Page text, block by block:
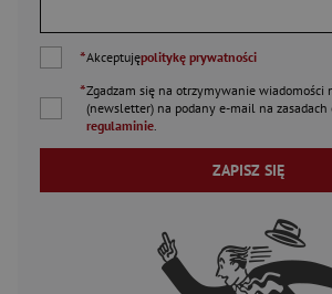
*Akceptujępolitykę prywatności
*Zgadzam się na otrzymywanie wiadomości
(newsletter) na podany e-mail na
regulaminie
ZAPISZ SIĘ